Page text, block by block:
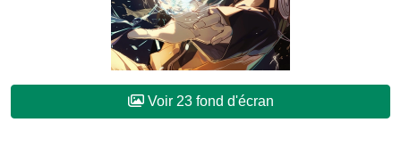
Voir 23 fond d'écran